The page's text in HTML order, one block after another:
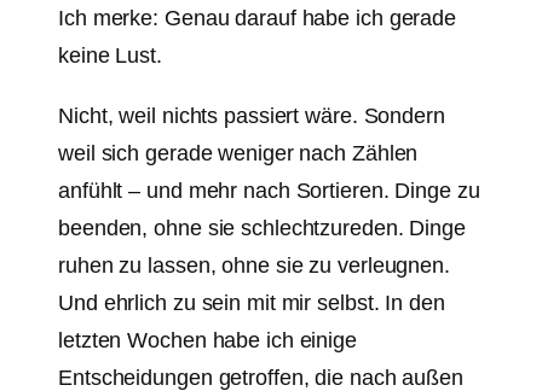
Ich merke: Genau darauf habe ich gerade
keine Lust.
Nicht, weil nichts passiert wäre. Sondern
weil sich gerade weniger nach Zählen
anfühlt – und mehr nach Sortieren. Dinge zu
beenden, ohne sie schlechtzureden. Dinge
ruhen zu lassen, ohne sie zu verleugnen.
Und ehrlich zu sein mit mir selbst. In den
letzten Wochen habe ich einige
Entscheidungen getroffen, die nach außen